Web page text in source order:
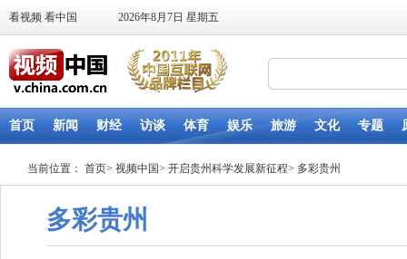
当前位置： 首页> 视频中国> 开启贵州科学发展新征程> 多彩贵州
多彩贵州